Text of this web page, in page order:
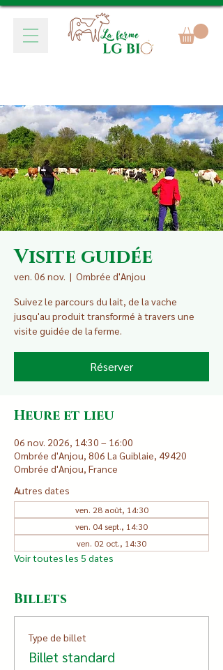
Visite guidée
ven. 06 nov.
  |
Ombrée d'Anjou
Suivez le parcours du lait, de la vache
jusqu'au produit transformé à travers une
visite guidée de la ferme.
Réserver
Heure et lieu
06 nov. 2026, 14:30 – 16:00
Ombrée d'Anjou, 806 La Guiblaie, 49420
Ombrée d'Anjou, France
Autres dates
ven. 28 août, 14:30
ven. 04 sept., 14:30
ven. 02 oct., 14:30
Voir toutes les 5 dates
Billets
Type de billet
Billet standard